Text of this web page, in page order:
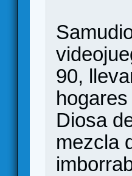
90,
Diosa
mezcla